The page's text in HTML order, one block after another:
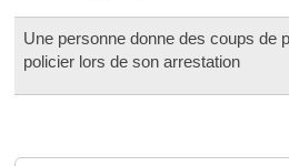
Une personne donne des coups de
policier lors de son arrestation